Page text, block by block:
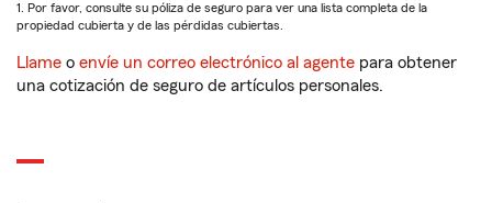
1. Por favor, consulte su póliza de seguro para ver una lista completa de la
propiedad cubierta y de las pérdidas cubiertas.
Llame o envíe un correo electrónico al agente para obtener
una cotización de seguro de artículos personales.